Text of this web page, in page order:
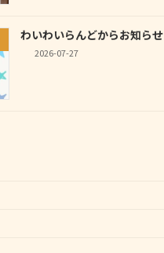
わいわいらんどからお知らせ
2026-07-27